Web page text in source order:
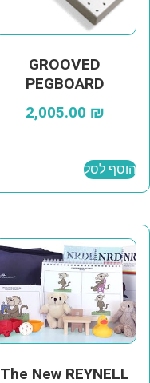
GROOVED
PEGBOARD
2,005.00 ₪
הוסף לסל
The New REYNELL